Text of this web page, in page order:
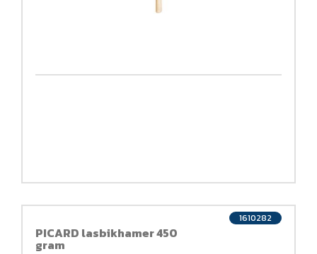
PICARD lasbikhamer 450
gram
1610282